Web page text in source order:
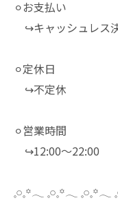
⚪︎お支払い
↪︎キャッシュレス
⚪︎定休日
↪︎不定休
⚪︎営業時間
↪︎12:00～22:00
𓈒𓏸𓈒꙳𓂃 𓈒𓏸𓈒꙳𓂃 𓈒𓏸𓈒꙳𓂃